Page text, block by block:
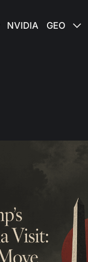
NVIDIA GEO